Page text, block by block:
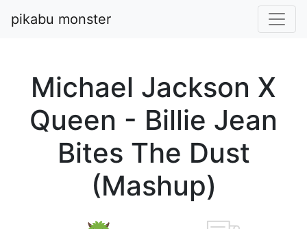
pikabu monster
Michael Jackson X
Queen - Billie Jean
Bites The Dust
(Mashup)